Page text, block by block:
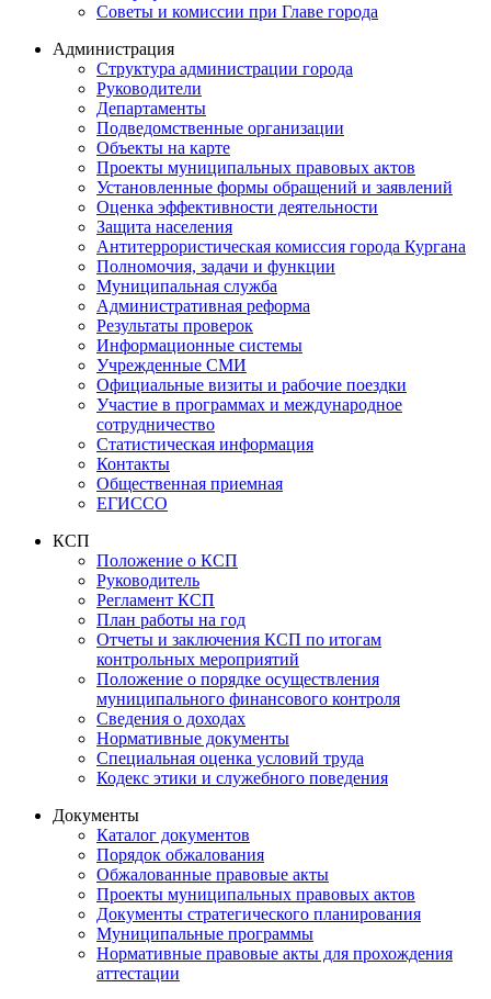
Советы и комиссии при Главе города
Администрация
Структура администрации города
Руководители
Департаменты
Подведомственные организации
Объекты на карте
Проекты муниципальных правовых актов
Установленные формы обращений и заявлений
Оценка эффективности деятельности
Защита населения
Антитеррористическая комиссия города Кургана
Полномочия, задачи и функции
Муниципальная служба
Административная реформа
Результаты проверок
Информационные системы
Учрежденные СМИ
Официальные визиты и рабочие поездки
Участие в программах и международное
сотрудничество
Статистическая информация
Контакты
Общественная приемная
ЕГИССО
КСП
Положение о КСП
Руководитель
Регламент КСП
План работы на год
Отчеты и заключения КСП по итогам
контрольных мероприятий
Положение о порядке осуществления
муниципального финансового контроля
Сведения о доходах
Нормативные документы
Специальная оценка условий труда
Кодекс этики и служебного поведения
Документы
Каталог документов
Порядок обжалования
Обжалованные правовые акты
Проекты муниципальных правовых актов
Документы стратегического планирования
Муниципальные программы
Нормативные правовые акты для прохождения
аттестации